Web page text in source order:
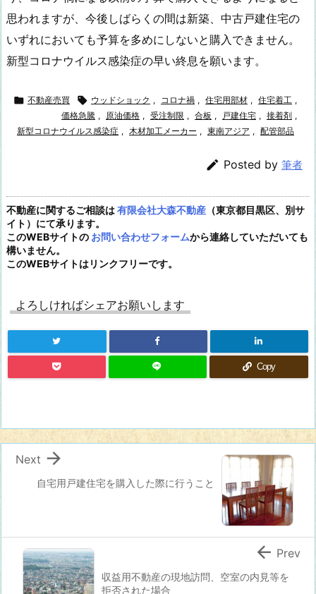
思われますが、今後しばらくの間は新築、中古戸建住宅の
いずれにおいても予算を多めにしないと購入できません。
新型コロナウイルス感染症の早い終息を願います。
 不動産売買  ウッドショック , コロナ禍 , 住宅用部材 , 住宅着工 ,
価格急騰 , 原油価格 , 受注制限 , 合板 , 戸建住宅 , 接着剤 ,
新型コロナウイルス感染症 , 木材加工メーカー , 東南アジア , 配管部品
 Posted by 筆者
不動産に関するご相談は有限会社大森不動産 （東京都目黒区、別サ
イト）にて承ります。
このWEBサイトの お問い合わせフォームから連絡していただいても
構いません。
このWEBサイトはリンクフリーです。
よろしければシェアお願いします
Copy
自宅用戸建住宅を購入した際に行うこと

Next
収益用不動産の現地訪問、空室の内見等を
拒否された場合
 Prev